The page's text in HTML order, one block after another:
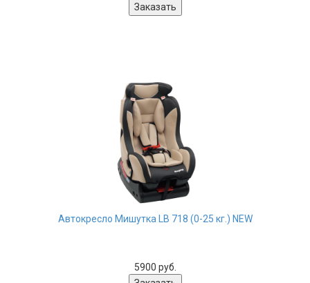
Автокресло Мишутка LB 718 (0-25 кг.) NEW
5900 руб.